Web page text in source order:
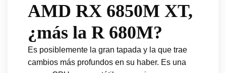
AMD RX 6850M XT,
¿más la R 680M?
Es posiblemente la gran tapada y la que trae
cambios más profundos en su haber. Es una